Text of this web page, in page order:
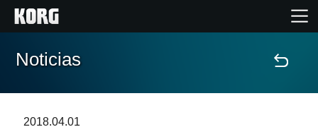
Inicio
Noticias
2018.04.01